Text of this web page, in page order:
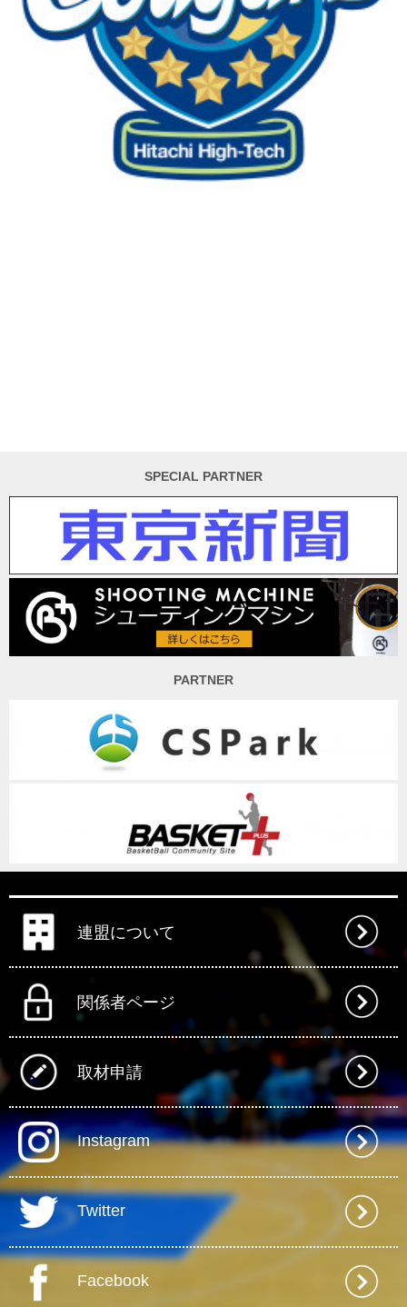
SPECIAL PARTNER
PARTNER
連盟について
関係者ページ
取材申請
Instagram
Twitter
Facebook